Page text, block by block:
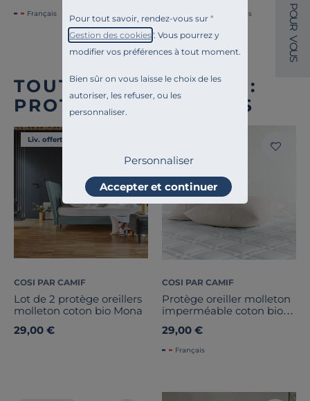
Pour tout savoir, rendez-vous sur "
Gestion des cookies". Vous pourrez y
modifier vos préférences à tout moment.
Bien sûr on vous laisse le choix de les
autoriser, les refuser, ou les
personnaliser.
Personnaliser
Accepter et continuer
Français Français
TOUTE NOTRE OFFRE :
PROTÈGES OREILLERS
Liv. offerte
COSI PAR CAMIF
Lot de 2 protège oreillers
molleton coton bio Mona
29,00 €
COSI PAR CAMIF
Protège oreiller molleton
imperméable coton bio
29,00 €
Français
P
O
U
R
V
O
U
S